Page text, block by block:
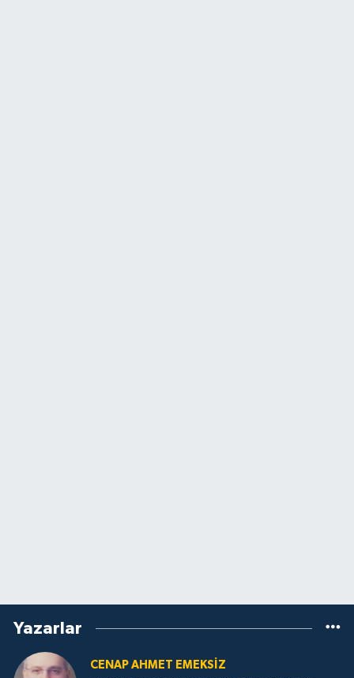
Yazarlar
CENAP AHMET EMEKSİZ